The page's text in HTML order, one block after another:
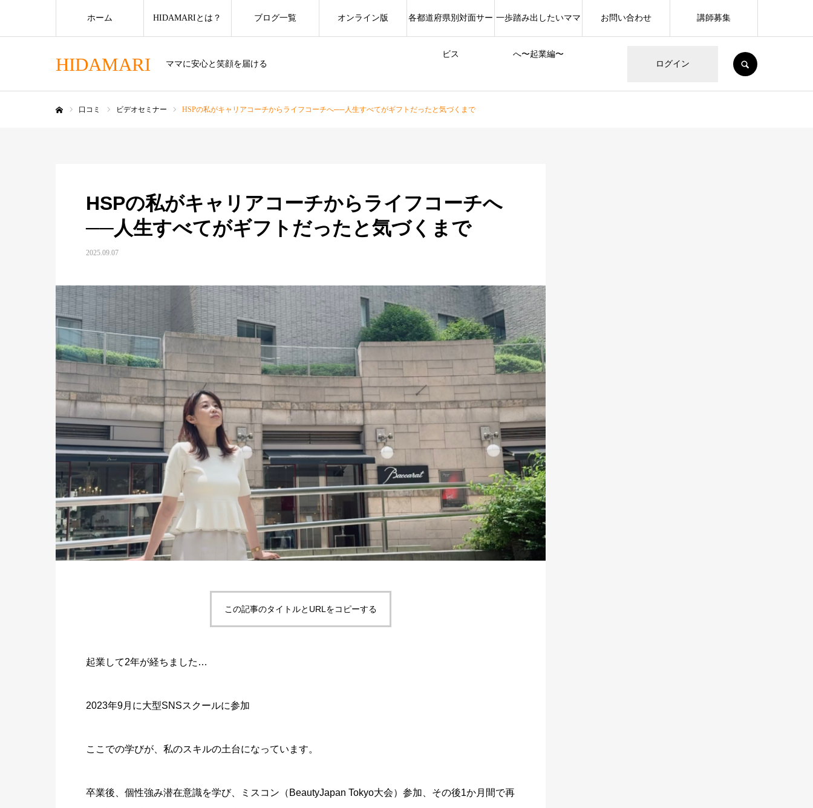
HIDAMARI ママに安心と笑顔を届ける ログイン
SEARCH
ホーム HIDAMARIとは？ ブログ一覧 オンライン版 各都道府県別対面サー
ビス
一歩踏み出したいママ
へ〜起業編〜
お問い合わせ 講師募集
口コミ ビデオセミナー HSPの私がキャリアコーチからライフコーチへ──人生すべてがギフトだったと気づくまで
HSPの私がキャリアコーチからライフコーチへ
──人生すべてがギフトだったと気づくまで
2025.09.07
この記事のタイトルとURLをコピーする
起業して2年が経ちました…
2023年9月に大型SNSスクールに参加
ここでの学びが、私のスキルの土台になっています。
卒業後、個性強み潜在意識を学び、ミスコン（BeautyJapan Tokyo大会）参加、その後1か月間で再